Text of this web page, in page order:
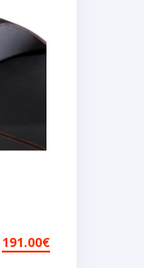
191.00€